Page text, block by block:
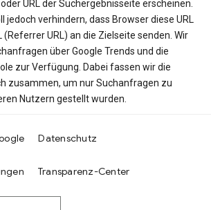
URL der Suchergebnisseite erscheinen.
jedoch verhindern, dass Browser diese URL
(Referrer URL) an die Zielseite senden. Wir
über Google Trends und die
zur Verfügung. Dabei fassen wir die
zusammen, um nur Suchanfragen zu
Nutzern gestellt wurden.
Datenschutz
Transparenz-Center